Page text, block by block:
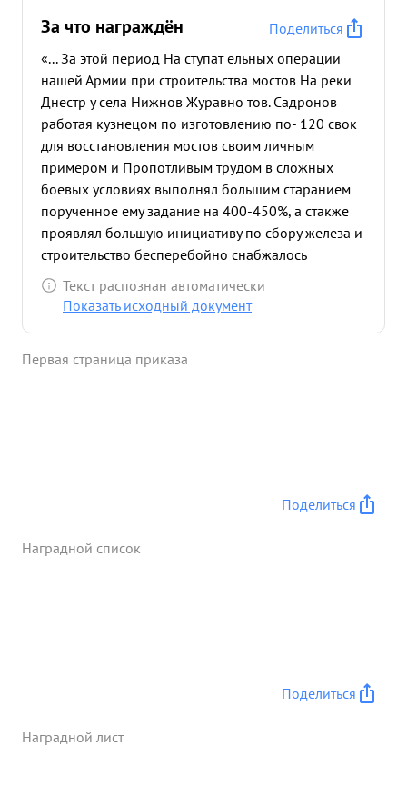
За что награждён
Поделиться
«... За этой период На ступат ельных операции
нашей Армии при строительства мостов На реки
Днестр у села Нижнов Журавно тов. Садронов
работая кузнецом по изготовлению по- 120 свок
для восстановления мостов своим личным
примером и Пропотливым трудом в сложных
боевых условиях выполнял большим старанием
порученное ему задание на 400-450%, а стакже
проявлял большую инициативу по сбору железа и
строительство бесперебойно снабжалось
Поковками, благодаря чему батальон досрочно
выполнения задания по строительс тву мостов.
и энергено для выполнения порученного задания
Текст распознан автоматически
Показать исходный документ
Первая страница приказа
Поделиться
Наградной список
Поделиться
Наградной лист